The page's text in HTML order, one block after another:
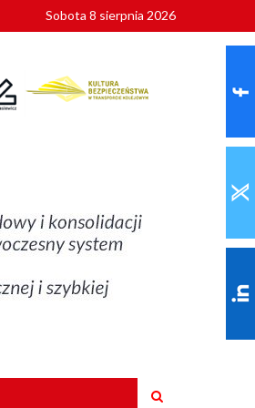
Sobota 8 sierpnia 2026